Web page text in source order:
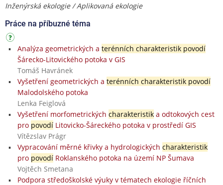
Inženýrská ekologie / Aplikovaná ekologie
Práce na příbuzné téma
Analýza geometrických a terénních charakteristik povodí
Šárecko-Litovického potoka v GIS
Tomáš Havránek
Vyšetření geometrických a terénních charakteristik povodí
Malodolského potoka
Lenka Feiglová
Vyšetření morfometrických charakteristika odtokových cest
pro povodíLitovicko-Šáreckého potoka v prostředí GIS
Vítězslav Prágr
Vypracování měrné křivky a hydrologických charakteristik
pro povodíRoklanského potoka na území NP Šumava
Vojtěch Smetana
Podpora středoškolské výuky v tématech ekologie říčních